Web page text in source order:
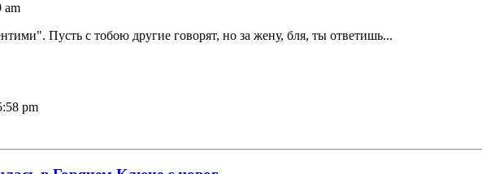
am
Пусть с тобою другие говорят, но за жену, бля, ты ответишь...
pm